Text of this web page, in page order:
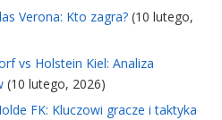
Verona: Kto zagra? (10 lutego,
vs Holstein Kiel: Analiza
(10 lutego, 2026)
FK: Kluczowi gracze i taktyka